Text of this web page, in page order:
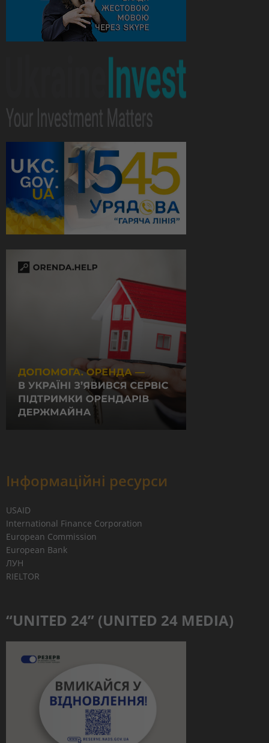
Інформаційні ресурси
USAID
International Finance Corporation
European Commission
European Bank
ЛУН
RIELTOR
“UNITED 24” (UNITED 24 MEDIA)